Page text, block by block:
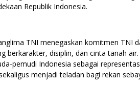
Republik Indonesia.
TNI menegaskan komitmen TNI
berkarakter, disiplin, dan cinta tanah
pemudi Indonesia sebagai
menjadi teladan bagi rekan